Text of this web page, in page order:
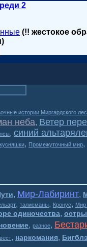
2
(!! жестокое
истории Миргардского
неба, Ветер
, синий
, Промежуточный мир,
, Мир-Лабиринт,
, талисманы, Кронус, Мир
одиночества,
, разное,
, наркомания,